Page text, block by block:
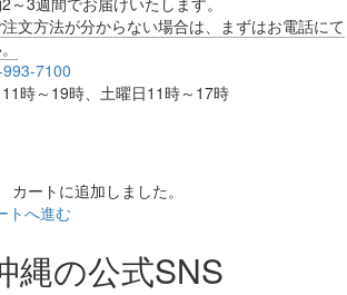
文方法が分からない場合は、まずはお電話にて
7100
時～19時、土曜日11時～17時
カートに追加しました。
トへ進む
縄の公式SNS